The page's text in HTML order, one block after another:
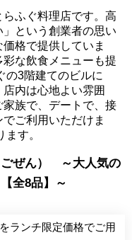
ふぐ料理店です。高
という創業者の思い
格で提供していま
な飲食メニューも提
の3階建てのビルに
内は心地よい雰囲
族で、デートで、接
ご利用いただけま
す。
ぜん） ～大人気の
全8品】～
ランチ限定価格でご用